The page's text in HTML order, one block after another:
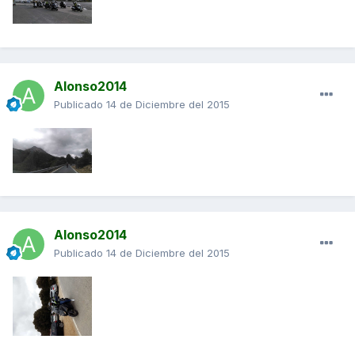
Alonso2014
Publicado 14 de Diciembre del 2015
Alonso2014
Publicado 14 de Diciembre del 2015